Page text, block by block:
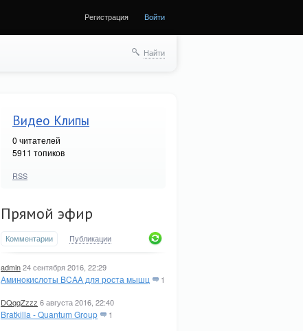
Регистрация Войти
Найти
Видео Клипы
0 читателей
5911 топиков
RSS
Прямой эфир
Комментарии Публикации
admin24 сентября 2016, 22:29
Аминокислоты BCAA для роста мышц 1
DQqqZzzz 6 августа 2016, 22:40
Bratkilla - Quantum Group 1